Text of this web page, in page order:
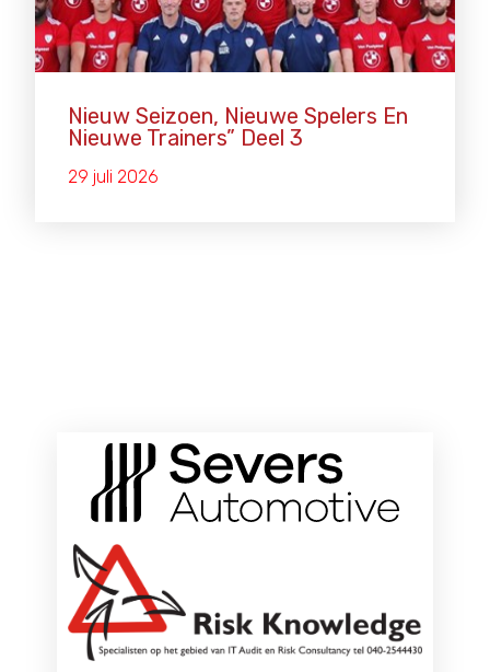
Nieuw Seizoen, Nieuwe Spelers En
Nieuwe Trainers” Deel 3
29 juli 2026
ONZE HOOFDSPONSOREN